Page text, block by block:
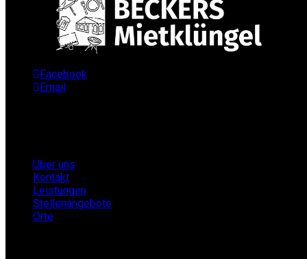
Facebook
Email
Über uns
Kontakt
Leistungen
Stellenangebote
Orte